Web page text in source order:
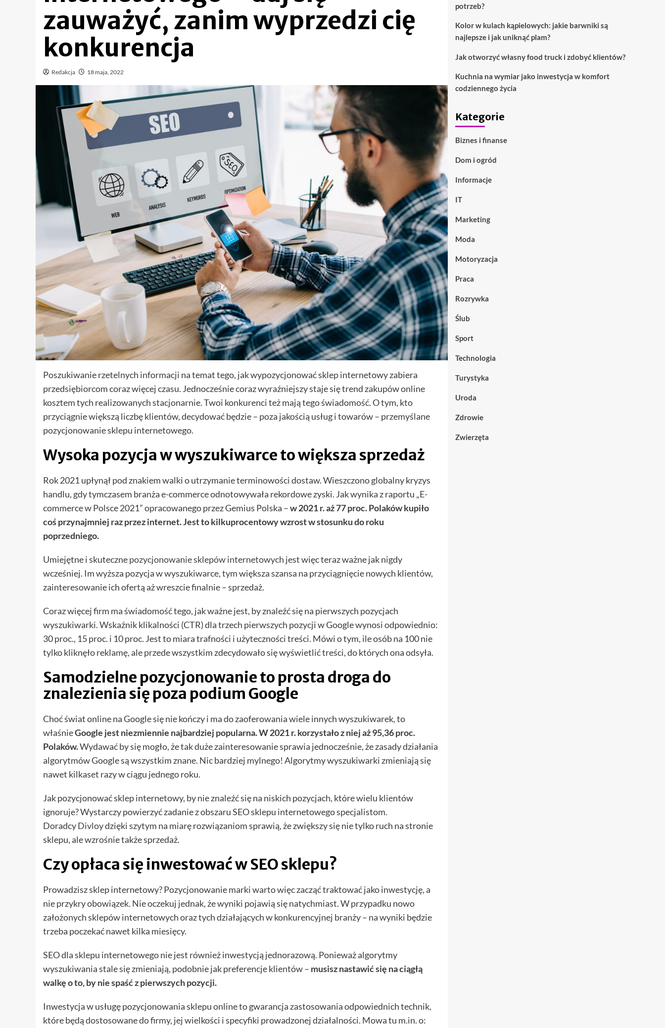
zauważyć, zanim wyprzedzi cię
konkurencja
Redakcja 18 maja, 2022
Poszukiwanie rzetelnych informacji na temat tego, jak wypozycjonować sklep internetowy zabiera
przedsiębiorcom coraz więcej czasu. Jednocześnie coraz wyraźniejszy staje się trend zakupów online
kosztem tych realizowanych stacjonarnie. Twoi konkurenci też mają tego świadomość. O tym, kto
przyciągnie większą liczbę klientów, decydować będzie – poza jakością usług i towarów – przemyślane
pozycjonowanie sklepu internetowego.
Wysoka pozycja w wyszukiwarce to większa sprzedaż
Rok 2021 upłynął pod znakiem walki o utrzymanie terminowości dostaw. Wieszczono globalny kryzys
handlu, gdy tymczasem branża e-commerce odnotowywała rekordowe zyski. Jak wynika z raportu „E-
commerce w Polsce 2021” opracowanego przez Gemius Polska –w 2021 r. aż 77 proc. Polaków kupiło
coś przynajmniej raz przez internet. Jest to kilkuprocentowy wzrost w stosunku do roku
poprzedniego.
Umiejętne i skutecznepozycjonowanie sklepów internetowych jest więc teraz ważne jak nigdy
wcześniej. Im wyższa pozycja w wyszukiwarce, tym większa szansa na przyciągnięcie nowych klientów,
zainteresowanie ich ofertą aż wreszcie finalnie – sprzedaż.
Coraz więcej firm ma świadomość tego, jak ważne jest, by znaleźć się na pierwszych pozycjach
wyszukiwarki. Wskaźnik klikalności (CTR) dla trzech pierwszych pozycji w Google wynosi odpowiednio:
30 proc., 15 proc. i 10 proc. Jest to miara trafności i użyteczności treści. Mówi o tym, ile osób na 100 nie
tylko kliknęło reklamę, ale przede wszystkim zdecydowało się wyświetlić treści, do których ona odsyła.
Samodzielne pozycjonowanie to prosta droga do
znalezienia się poza podium Google
Choć świat online na Google się nie kończy i ma do zaoferowania wiele innych wyszukiwarek, to
właśnieGoogle jest niezmiennie najbardziej popularna. W 2021 r. korzystało z niej aż 95,36 proc.
Polaków.Wydawać by się mogło, że tak duże zainteresowanie sprawia jednocześnie, że zasady działania
algorytmów Google są wszystkim znane. Nic bardziej mylnego! Algorytmy wyszukiwarki zmieniają się
nawet kilkaset razy w ciągu jednego roku.
Jak pozycjonować sklep internetowy, by nie znaleźć się na niskich pozycjach, które wielu klientów
ignoruje? Wystarczy powierzyć zadanie z obszaru SEO sklepu internetowego specjalistom.
DoradcyDivloydzięki szytym na miarę rozwiązaniom sprawią, że zwiększy się nie tylko ruch na stronie
sklepu, ale wzrośnie także sprzedaż.
Czy opłaca się inwestować w SEO sklepu?
Prowadzisz sklep internetowy? Pozycjonowanie marki warto więc zacząć traktować jako inwestycję, a
nie przykry obowiązek. Nie oczekuj jednak, że wyniki pojawią się natychmiast. W przypadku nowo
założonych sklepów internetowych oraz tych działających w konkurencyjnej branży – na wyniki będzie
trzeba poczekać nawet kilka miesięcy.
SEO dla sklepu internetowego nie jest również inwestycją jednorazową. Ponieważ algorytmy
wyszukiwania stale się zmieniają, podobnie jak preferencje klientów – musisz nastawić się na ciągłą
walkę o to, by nie spaść z pierwszych pozycji.
Inwestycja w usługę pozycjonowania sklepu online to gwarancja zastosowania odpowiednich technik,
które będą dostosowane do firmy, jej wielkości i specyfiki prowadzonej działalności. Mowa tu m.in. o:
potrzeb?
Kolor w kulach kąpielowych: jakie barwniki są
najlepsze i jak uniknąć plam?
Jak otworzyć własny food truck i zdobyć klientów?
Kuchnia na wymiar jako inwestycja w komfort
codziennego życia
Kategorie
Biznes i finanse
Dom i ogród
Informacje
IT
Marketing
Moda
Motoryzacja
Praca
Rozrywka
Ślub
Sport
Technologia
Turystyka
Uroda
Zdrowie
Zwierzęta